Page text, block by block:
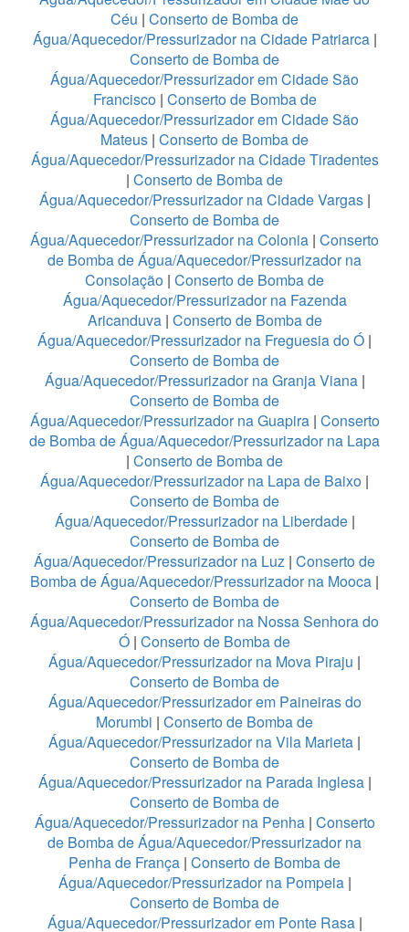
Céu | Conserto de Bomba de
Água/Aquecedor/Pressurizador na Cidade Patriarca|
Conserto de Bomba de
Água/Aquecedor/Pressurizador em Cidade São
Francisco | Conserto de Bomba de
Água/Aquecedor/Pressurizador em Cidade São
Mateus | Conserto de Bomba de
Água/Aquecedor/Pressurizador na Cidade Tiradentes
| Conserto de Bomba de
Água/Aquecedor/Pressurizador na Cidade Vargas |
Conserto de Bomba de
Água/Aquecedor/Pressurizador na Colonia | Conserto
de Bomba de Água/Aquecedor/Pressurizador na
Consolação | Conserto de Bomba de
Água/Aquecedor/Pressurizador na Fazenda
Aricanduva| Conserto de Bomba de
Água/Aquecedor/Pressurizador na Freguesia do Ó |
Conserto de Bomba de
Água/Aquecedor/Pressurizador na Granja Viana|
Conserto de Bomba de
Água/Aquecedor/Pressurizador na Guapira| Conserto
de Bomba de Água/Aquecedor/Pressurizador na Lapa
| Conserto de Bomba de
Água/Aquecedor/Pressurizador na Lapa de Baixo |
Conserto de Bomba de
Água/Aquecedor/Pressurizador na Liberdade |
Conserto de Bomba de
Água/Aquecedor/Pressurizador na Luz | Conserto de
Bomba de Água/Aquecedor/Pressurizador na Mooca |
Conserto de Bomba de
Água/Aquecedor/Pressurizador na Nossa Senhora do
Ó | Conserto de Bomba de
Água/Aquecedor/Pressurizador na Mova Piraju |
Conserto de Bomba de
Água/Aquecedor/Pressurizador em Paineiras do
Morumbi | Conserto de Bomba de
Água/Aquecedor/Pressurizador na Vila Marieta |
Conserto de Bomba de
Água/Aquecedor/Pressurizador na Parada Inglesa |
Conserto de Bomba de
Água/Aquecedor/Pressurizador na Penha| Conserto
de Bomba de Água/Aquecedor/Pressurizador na
Penha de França | Conserto de Bomba de
Água/Aquecedor/Pressurizador na Pompeia|
Conserto de Bomba de
Água/Aquecedor/Pressurizador em Ponte Rasa|